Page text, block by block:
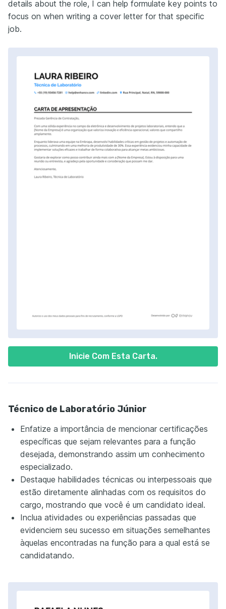
Inicie Com Esta Carta.
details about the role, I can help formulate key points to
focus on when writing a cover letter for that specific
job.
Técnico de Laboratório Júnior
Enfatize a importância de mencionar certificações
específicas que sejam relevantes para a função
desejada, demonstrando assim um conhecimento
especializado.
Destaque habilidades técnicas ou interpessoais que
estão diretamente alinhadas com os requisitos do
cargo, mostrando que você é um candidato ideal.
Inclua atividades ou experiências passadas que
evidenciem seu sucesso em situações semelhantes
àquelas encontradas na função para a qual está se
candidatando.